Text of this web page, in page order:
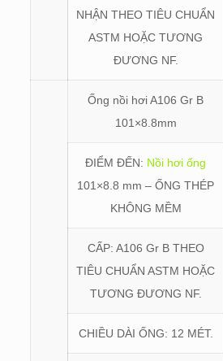
NHẬN THEO TIÊU CHUẨN
ASTM HOẶC TƯƠNG
ĐƯƠNG NF.
Ống nồi hơi A106 Gr B
101×8.8mm
ĐIỂM ĐẾN: Nồi hơi ống
101×8.8 mm – ỐNG THÉP
KHÔNG MỀM
CẤP: A106 Gr B THEO
TIÊU CHUẨN ASTM HOẶC
TƯƠNG ĐƯƠNG NF.
CHIỀU DÀI ỐNG: 12 MÉT.